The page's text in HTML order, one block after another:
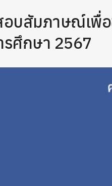
บสัมภาษณ์เพื่
ศึกษา 2567